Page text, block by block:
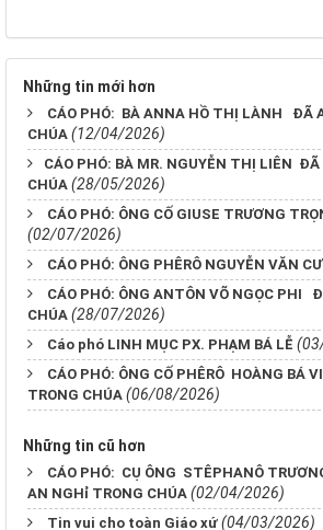
Những tin mới hơn
CÁO PHÓ: BÀ ANNA HỒ THỊ LÀNH ĐÃ
CHÚA (12/04/2026)
​​​​​​​CÁO PHÓ: BÀ MR. NGUYỄN THỊ LIÊN
CHÚA (28/05/2026)
CÁO PHÓ: ÔNG CỐ GIUSE TRƯƠNG
(02/07/2026)
CÁO PHÓ: ÔNG PHÊRÔ NGUYỄN VĂN
CÁO PHÓ: ÔNG ANTÔN VÕ NGỌC PHI
CHÚA (28/07/2026)
Cáo phó LINH MỤC PX. PHẠM BÁ LỄ
CÁO PHÓ: ÔNG CỐ PHÊRÔ HOÀNG BÁ
TRONG CHÚA (06/08/2026)
Những tin cũ hơn
CÁO PHÓ: CỤ ÔNG STÊPHANÔ
AN NGHỉ TRONG CHÚA (02/04/2026)
Tin vui cho toàn Giáo xứ (04/03/2026)